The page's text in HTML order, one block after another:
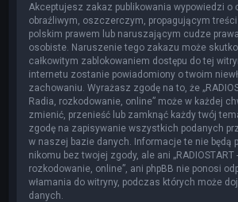
Akceptujesz zakaz publikowania wypowiedzi o
obraźliwym, oszczerczym, propagującym
polskim prawem lub naruszającym cudze
osobiste. Naruszenie tego zakazu może
całkowitym zablokowaniem dostępu do tej
internetu zostanie powiadomiony o twoim
zachowaniu. Wyrażasz zgodę na to, że
Radia, rozkodowanie, online” może w każdej
zmienić, przenieść lub zamknąć każdy twój
zgodę na zapisywanie wszystkich podanych
w naszej bazie danych. Informacje te nie będą
nikomu bez twojej zgody, ale ani „RADIOSTART
rozkodowanie, online”, ani phpBB nie ponosi
włamania do witryny, podczas których może
danych.